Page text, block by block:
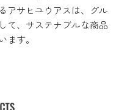
アサヒユウアスは、グル
て、サステナブルな商品
す。